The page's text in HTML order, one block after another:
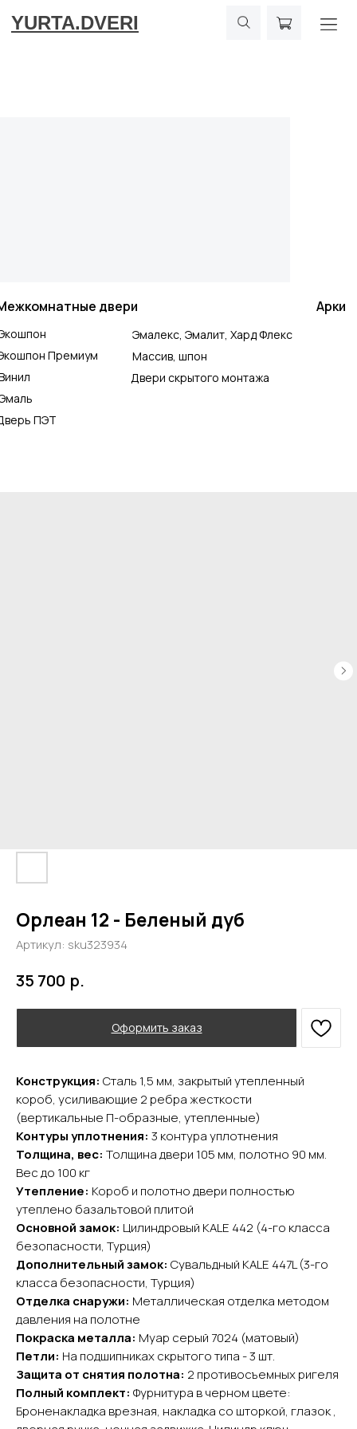
YURTA.DVERI
ПЭТ
Премиум
Двери скрытого монтажа
Массив, шпон
Эмалекс, Эмалит, Хард Флекс
Арки
двери
Орлеан 12 - Беленый дуб
Артикул: sku323934
35 700 р.
Оформить заказ
Конструкция: Сталь 1,5 мм, закрытый утепленный
короб, усиливающие 2 ребра жесткости
(вертикальные П-образные, утепленные)
Контуры уплотнения: 3 контура уплотнения
Толщина, вес: Толщина двери 105 мм, полотно 90 мм.
Вес до 100 кг
Утепление: Короб и полотно двери полностью
утеплено базальтовой плитой
Основной замок: Цилиндровый KALE 442 (4-го класса
безопасности, Турция)
Дополнительный замок: Сувальдный KALE 447L (3-го
класса безопасности, Турция)
Отделка снаружи: Металлическая отделка методом
давления на полотне
Покраска металла: Муар серый 7024 (матовый)
Петли: На подшипниках скрытого типа - 3 шт.
Защита от снятия полотна: 2 противосъемных ригеля
Полный комплект: Фурнитура в черном цвете:
Броненакладка врезная, накладка со шторкой, глазок ,
YURTA.DVERI
Контакты
О компании
Доставка и оплата
Акции
Арки
Межкомнатные двери
Входные двери
Главная
Каталог
Покупателям
ИП Яриш Ю.С.
ОГРНИП 324508100130132
ИНН 501105765500